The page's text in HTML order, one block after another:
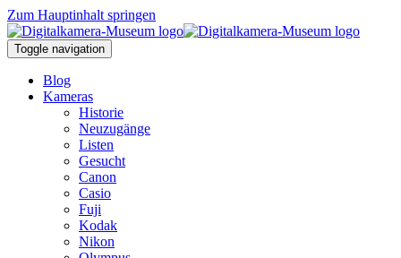
Zum Hauptinhalt springen
Toggle navigation
Blog
Kameras
Historie
Neuzugänge
Listen
Gesucht
Canon
Casio
Fuji
Kodak
Nikon